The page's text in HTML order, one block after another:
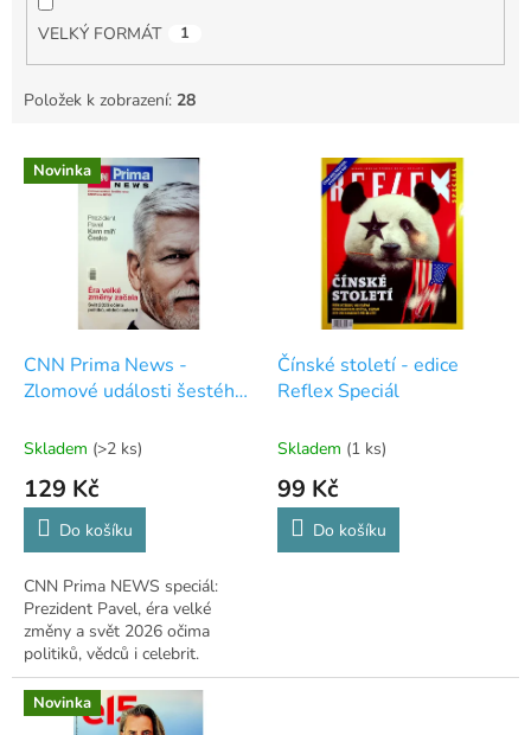
VELKÝ FORMÁT 1
Položek k zobrazení: 28
V Novinka
CNN Prima News -
Zlomové události šestého
Skladem (>2 ks)
129 Kč
Do košíku
CNN Prima NEWS speciál:
Prezident Pavel, éra velké
změny a svět 2026 očima
politiků, vědců i celebrit.
Čínské století - edice
Reflex Speciál
Skladem (1 ks)
99 Kč
Do košíku
Novinka